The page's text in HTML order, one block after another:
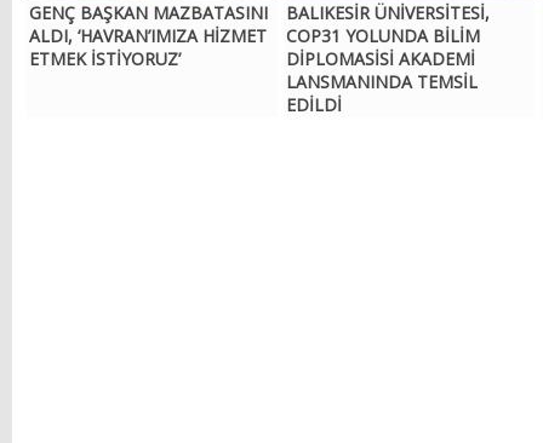
GENÇ BAŞKAN MAZBATASINI
ALDI, ‘HAVRAN’IMIZA HİZMET
ETMEK İSTİYORUZ’
BALIKESİR ÜNİVERSİTESİ,
COP31 YOLUNDA BİLİM
DİPLOMASİSİ AKADEMİ
LANSMANINDA TEMSİL
EDİLDİ